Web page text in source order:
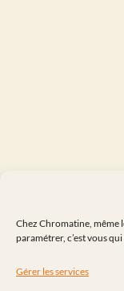
Chez Chromatine, même
paramétrer, c’est vous
Gérer les services